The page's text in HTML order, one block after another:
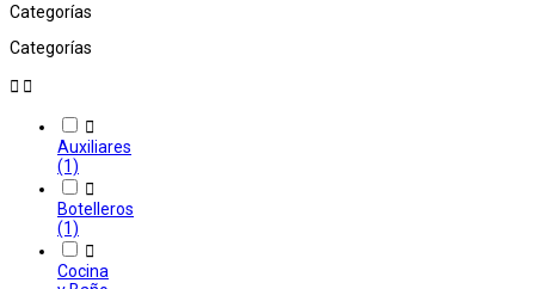
Categorías
Categorías
 

Auxiliares
(1)

Botelleros
(1)

Cocina